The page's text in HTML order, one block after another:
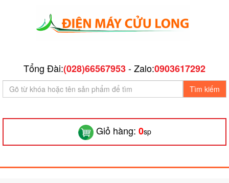
Tổng Đài:(028)66567953- Zalo:0903617292
Tìm kiếm
Giỏ hàng: 0sp